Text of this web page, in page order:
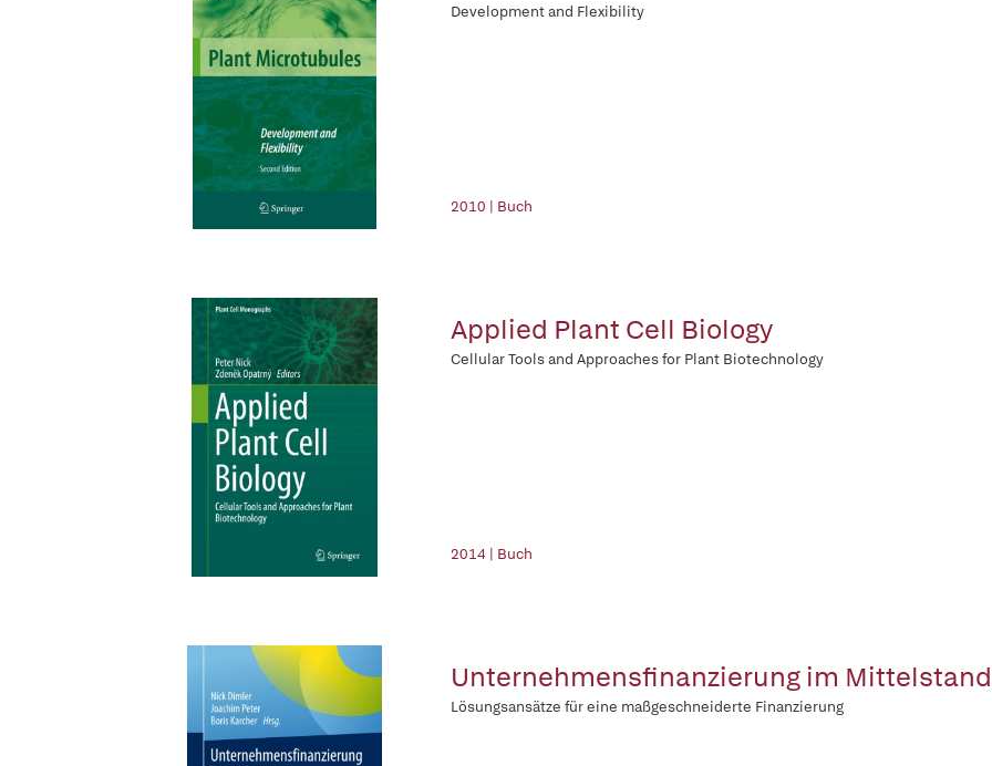
Development and Flexibility
2010 | Buch
Applied Plant Cell Biology
Cellular Tools and Approaches for Plant Biotechnology
2014 | Buch
Unternehmensfinanzierung im Mittelstand
Lösungsansätze für eine maßgeschneiderte Finanzierung